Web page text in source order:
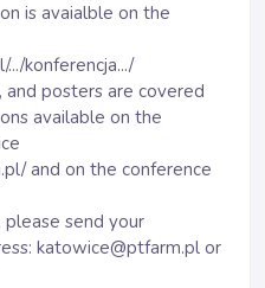
is avaialble on the
konferencja.../
posters are covered
available on the
and on the conference
send your
katowice@ptfarm.pl or